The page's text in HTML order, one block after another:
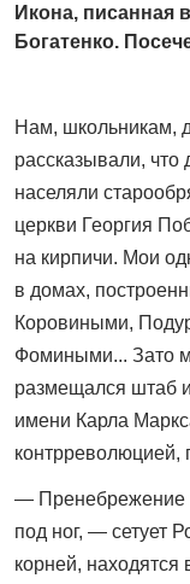
Икона, писанная
Богатенко.
Нам, школьникам,
рассказывали,
населяли
церкви Георгия
на кирпичи. Мои
в домах,
Коровиными,
Фомиными... Зато
размещался штаб
имени Карла
контрреволюцией,
— Пренебрежение
под ног, — сетует
корней, находятся